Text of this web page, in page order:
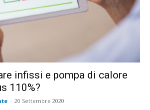
infissi e pompa di calore
110%?
- 20 Settembre 2020